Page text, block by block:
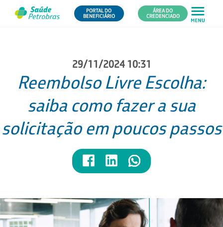
PORTAL DO
BENEFICIÁRIO
ÁREA DO
CREDENCIADO
29/11/2024 10:31
Reembolso Livre Escolha:
saiba como fazer a sua
solicitação em poucos passos